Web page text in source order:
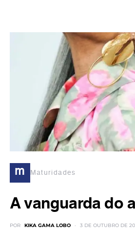
m Maturidades
A vanguarda do
POR KIKA GAMA LOBO 3 DE OUTUBRO DE